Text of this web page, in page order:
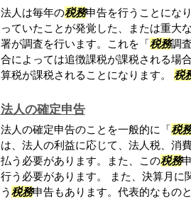
法人は毎年の税務申告を行うことにな
っていたことが発覚した、または重大
署が調査を行います。これを「税務調
合によっては追徴課税が課税される場
算税が課税されることになります。 税
法人の確定申告
法人の確定申告のことを一般的に「税
は、法人の利益に応じて、法人税、消
払う必要があります。また、この税務
行う必要があります。 また、決算月に
う 税務申告もあります。代表的なもの